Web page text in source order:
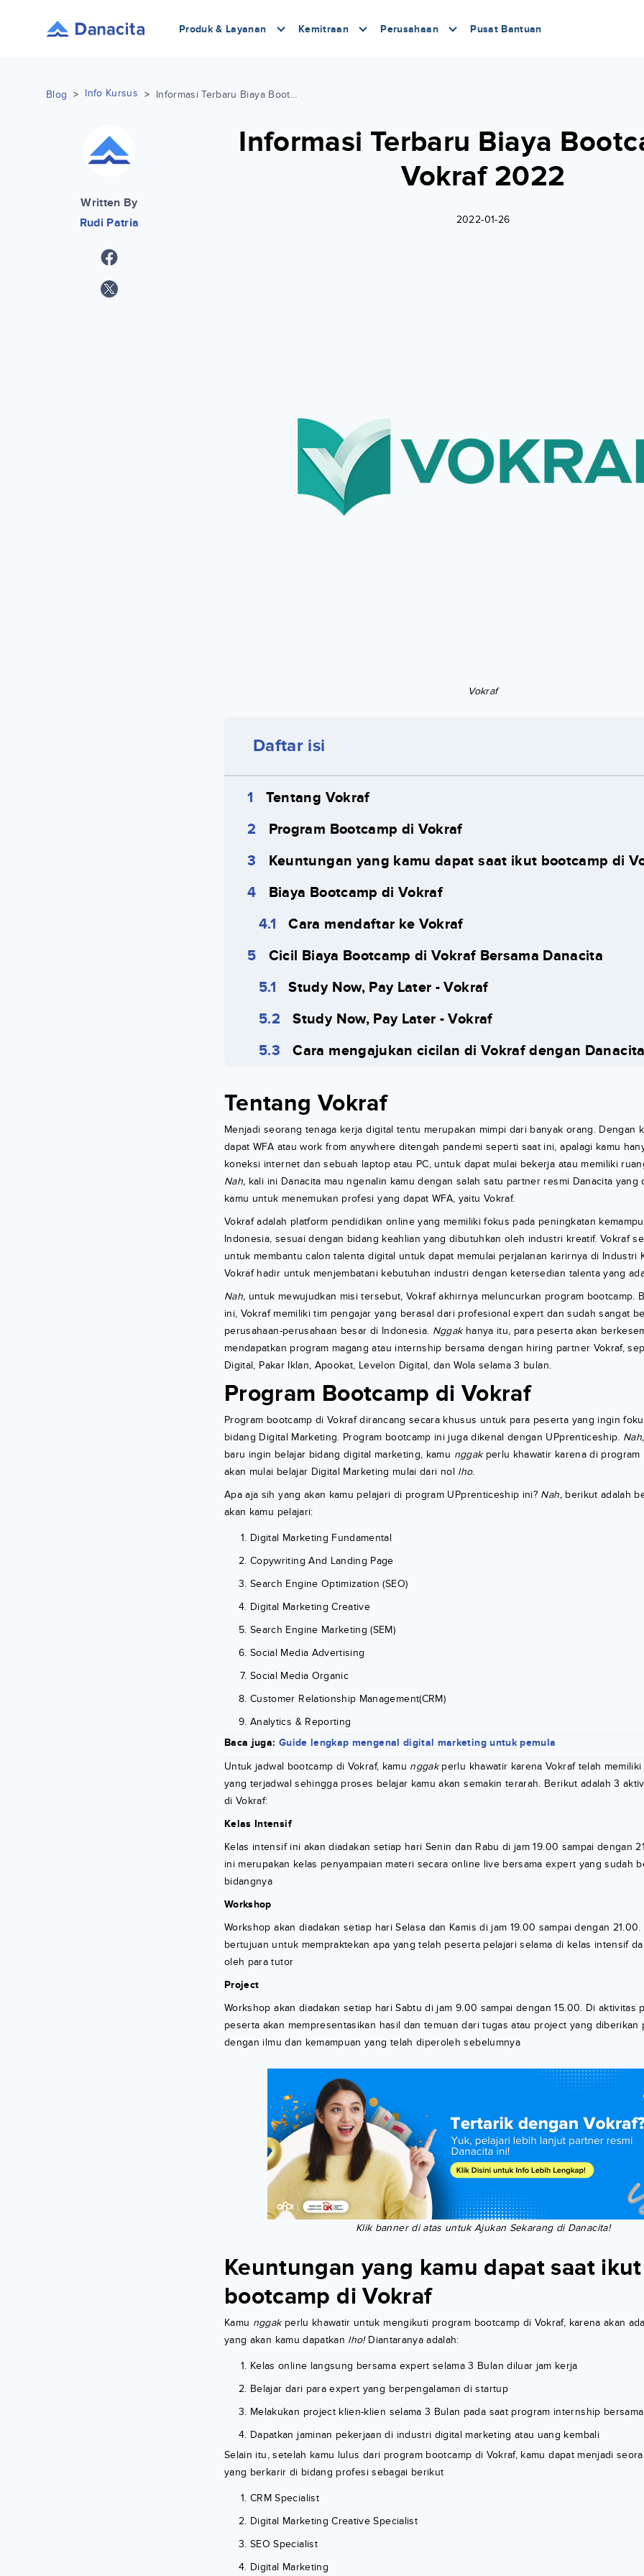
Produk & Layanan Kemitraan Perusahaan Pusat Bantuan
Blog > Info Kursus > Informasi Terbaru Biaya Bootcamp di Vokraf 2022
Written By
Rudi Patria
Informasi Terbaru Biaya
Vokraf 2022
2022-01-26
Vokraf
Daftar isi
Tentang Vokraf
Program Bootcamp di Vokraf
Keuntungan yang kamu dapat saat ikut bootcamp di
Biaya Bootcamp di Vokraf
Cara mendaftar ke Vokraf
Cicil Biaya Bootcamp di Vokraf Bersama Danacita
Study Now, Pay Later - Vokraf
Study Now, Pay Later - Vokraf
Cara mengajukan cicilan di Vokraf dengan Danacita
Tentang Vokraf
Menjadi seorang tenaga kerja digital tentu merupakan mimpi dari banyak orang. Dengan
dapat WFA atau work from anywhere ditengah pandemi seperti saat ini, apalagi kamu
koneksi internet dan sebuah laptop atau PC, untuk dapat mulai bekerja atau memiliki
Nah, kali ini Danacita mau ngenalin kamu dengan salah satu partner resmi Danacita yang
kamu untuk menemukan profesi yang dapat WFA, yaitu Vokraf.
Vokraf adalah platform pendidikan online yang memiliki fokus pada peningkatan
Indonesia, sesuai dengan bidang keahlian yang dibutuhkan oleh industri kreatif. Vokraf
untuk membantu calon talenta digital untuk dapat memulai perjalanan karirnya di Industri
Vokraf hadir untuk menjembatani kebutuhan industri dengan ketersedian talenta yang
Nah, untuk mewujudkan misi tersebut, Vokraf akhirnya meluncurkan program bootcamp.
ini, Vokraf memiliki tim pengajar yang berasal dari profesional expert dan sudah sangat
perusahaan-perusahaan besar di Indonesia. Nggakhanya itu, para peserta akan
mendapatkan program magang atau internship bersama dengan hiring partner Vokraf,
Digital, Pakar Iklan, Apookat, Levelon Digital, dan Wola selama 3 bulan.
Program Bootcamp di Vokraf
Program bootcamp di Vokraf dirancang secara khusus untuk para peserta yang ingin
bidang Digital Marketing. Program bootcamp ini juga dikenal dengan UPprenticeship. Nah,
baru ingin belajar bidang digital marketing, kamu nggakperlu khawatir karena di program
akan mulai belajar Digital Marketing mulai dari nol lho.
Apa aja sih yang akan kamu pelajari di program UPprenticeship ini? Nah,berikut adalah
akan kamu pelajari:
Digital Marketing Fundamental
Copywriting And Landing Page
Search Engine Optimization (SEO)
Digital Marketing Creative
Search Engine Marketing (SEM)
Social Media Advertising
Social Media Organic
Customer Relationship Management(CRM)
Analytics & Reporting
Baca juga: Guide lengkap mengenal digital marketing untuk pemula
Untuk jadwal bootcamp di Vokraf, kamu nggakperlu khawatir karena Vokraf telah memiliki
yang terjadwal sehingga proses belajar kamu akan semakin terarah. Berikut adalah 3
di Vokraf:
Kelas Intensif
Kelas intensif ini akan diadakan setiap hari Senin dan Rabu di jam 19.00 sampai dengan
ini merupakan kelas penyampaian materi secara online live bersama expert yang sudah
bidangnya
Workshop
Workshop akan diadakan setiap hari Selasa dan Kamis di jam 19.00 sampai dengan
bertujuan untuk mempraktekan apa yang telah peserta pelajari selama di kelas intensif
oleh para tutor
Project
Workshop akan diadakan setiap hari Sabtu di jam 9.00 sampai dengan 15.00. Di aktivitas
peserta akan mempresentasikan hasil dan temuan dari tugas atau project yang diberikan
dengan ilmu dan kemampuan yang telah diperoleh sebelumnya
Klik banner di atas untuk Ajukan Sekarang di Danacita!
Keuntungan yang kamu dapat saat ikut
bootcamp di Vokraf
Kamu nggakperlu khawatir untuk mengikuti program bootcamp di Vokraf, karena akan
yang akan kamu dapatkan lho!Diantaranya adalah:
Kelas online langsung bersama expert selama 3 Bulan diluar jam kerja
Belajar dari para expert yang berpengalaman di startup
Melakukan project klien-klien selama 3 Bulan pada saat program internship
Dapatkan jaminan pekerjaan di industri digital marketing atau uang kembali
Selain itu, setelah kamu lulus dari program bootcamp di Vokraf, kamu dapat menjadi
yang berkarir di bidang profesi sebagai berikut
CRM Specialist
Digital Marketing Creative Specialist
SEO Specialist
Digital Marketing